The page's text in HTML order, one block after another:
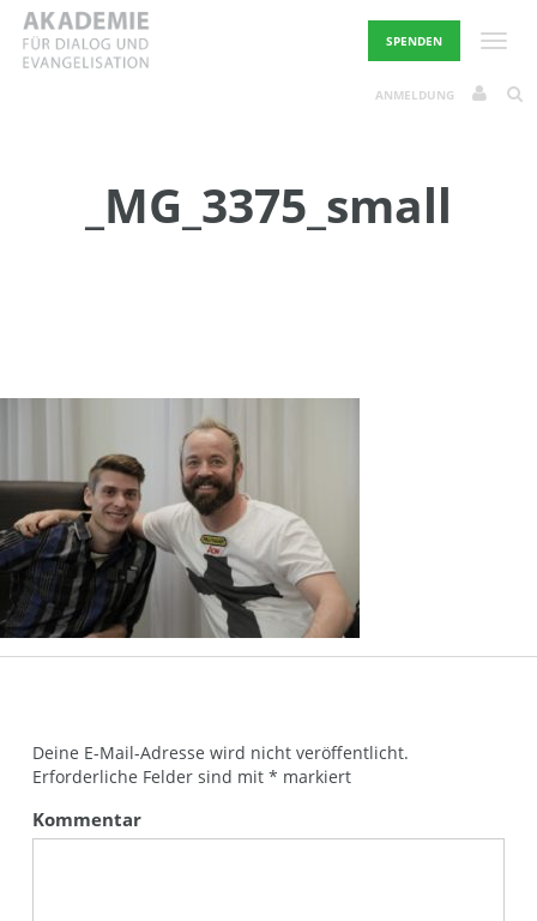
Skip
content
SPENDEN
ANMELDUNG
_MG_3375_small
Deine E-Mail-Adresse wird nicht veröffentlicht.
Erforderliche Felder sind mit * markiert
Kommentar